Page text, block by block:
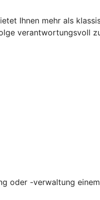
Ihnen mehr als
verantwortungsvoll
oder -verwaltung